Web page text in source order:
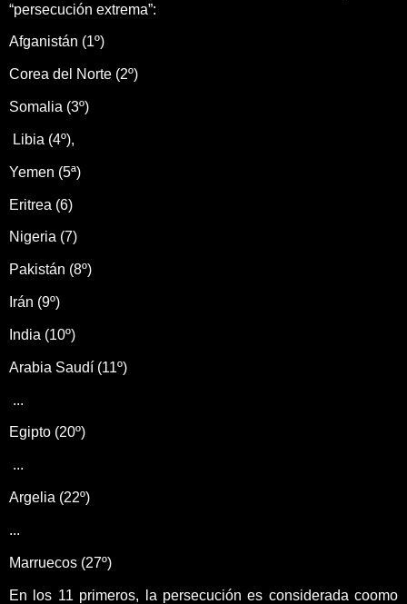
“persecución extrema”:
Afganistán (1º)
Corea del Norte (2º)
Somalia (3º)
Libia (4º),
Yemen (5ª)
Eritrea (6)
Nigeria (7)
Pakistán (8º)
Irán (9º)
India (10º)
Arabia Saudí (11º)
...
Egipto (20º)
...
Argelia (22º)
...
Marruecos (27º)
En los 11 primeros, la persecución es considerada coomo